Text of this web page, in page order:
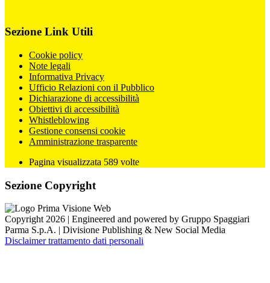
Sezione Link Utili
Cookie policy
Note legali
Informativa Privacy
Ufficio Relazioni con il Pubblico
Dichiarazione di accessibilità
Obiettivi di accessibilità
Whistleblowing
Gestione consensi cookie
Amministrazione trasparente
Pagina visualizzata 589 volte
Sezione Copyright
Copyright 2026 | Engineered and powered by Gruppo Spaggiari
Parma S.p.A. | Divisione Publishing & New Social Media
Disclaimer trattamento dati personali